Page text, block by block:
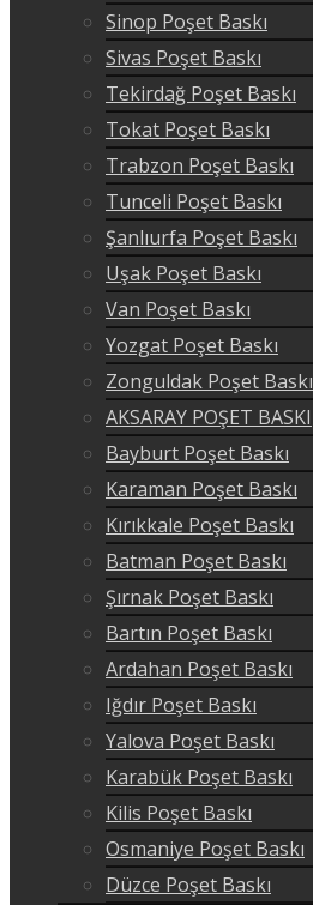
Sinop Poşet Baskı
Sivas Poşet Baskı
Tekirdağ Poşet Baskı
Tokat Poşet Baskı
Trabzon Poşet Baskı
Tunceli Poşet Baskı
Şanlıurfa Poşet Baskı
Uşak Poşet Baskı
Van Poşet Baskı
Yozgat Poşet Baskı
Zonguldak Poşet Baskı
AKSARAY POŞET BASKI
Bayburt Poşet Baskı
Karaman Poşet Baskı
Kırıkkale Poşet Baskı
Batman Poşet Baskı
Şırnak Poşet Baskı
Bartın Poşet Baskı
Ardahan Poşet Baskı
Iğdır Poşet Baskı
Yalova Poşet Baskı
Karabük Poşet Baskı
Kilis Poşet Baskı
Osmaniye Poşet Baskı
Düzce Poşet Baskı